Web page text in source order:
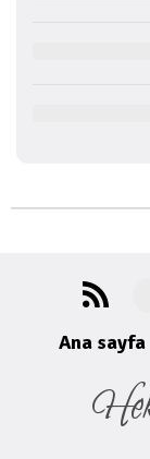
Ana sayfa